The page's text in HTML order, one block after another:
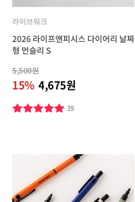
라이브워크
2026 라이프앤피시스 다이어리 날짜
형 먼슬리 S
5,500원
15% 4,675원
39